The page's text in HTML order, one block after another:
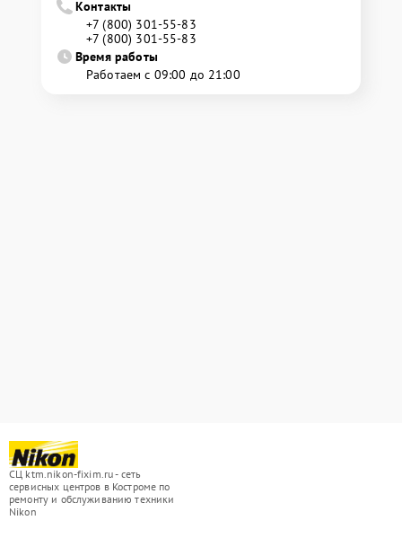
Контакты
+7 (800) 301-55-83
+7 (800) 301-55-83
Время работы
Работаем с 09:00 до 21:00
СЦ ktm.nikon-fixim.ru - сеть
сервисных центров в Костроме по
ремонту и обслуживанию техники
Nikon